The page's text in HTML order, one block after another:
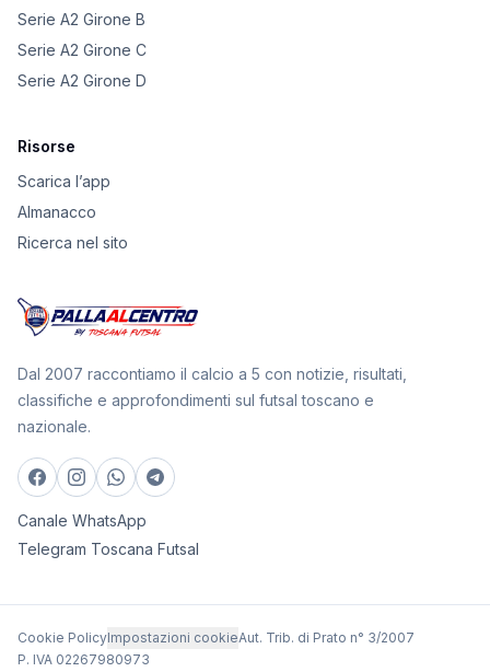
Serie A2 Girone B
Serie A2 Girone C
Serie A2 Girone D
Risorse
Scarica l’app
Almanacco
Ricerca nel sito
Dal 2007 raccontiamo il calcio a 5 con notizie, risultati,
classifiche e approfondimenti sul futsal toscano e
nazionale.
Canale WhatsApp
Telegram Toscana Futsal
Cookie PolicyImpostazioni cookieAut. Trib. di Prato n° 3/2007
P. IVA 02267980973